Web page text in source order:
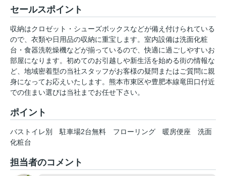
セールスポイント
収納はクロゼット・シューズボックスなどが備え付けられている
ので、衣類や日用品の収納に重宝します。室内設備は洗面化粧
台・食器洗乾燥機などが揃っているので、快適に過ごしやすいお
部屋になります。初めてのお引越しや新生活を始める街の情報な
ど、地域密着型の当社スタッフがお客様の疑問またはご質問に親
身になってお応えいたします。熊本市東区や豊肥本線竜田口付近
での住まい選びは当社までお任せ下さい。
ポイント
バストイレ別 駐車場2台無料 フローリング 暖房便座
洗面
化粧台
担当者のコメント